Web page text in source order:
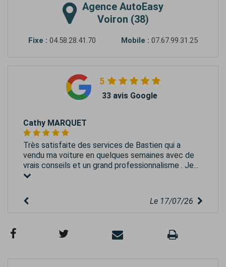
Agence AutoEasy
Voiron (38)
Fixe : 04.58.28.41.70 Mobile : 07.67.99.31.25
5
33 avis Google
Cathy MARQUET
Très satisfaite des services de Bastien qui a
vendu ma voiture en quelques semaines avec de
vrais conseils et un grand professionnalisme . Je...
Le 17/07/26